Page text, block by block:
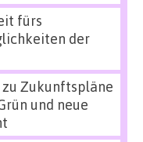
fürs
der
zu Zukunftspläne
und neue